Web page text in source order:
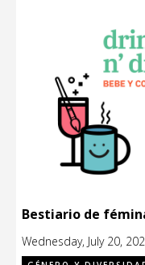
Bestiario de
Wednesday, July 20,